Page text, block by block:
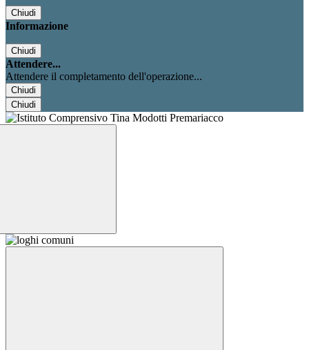
Chiudi
Informazione
Chiudi
Attendere...
Attendere il completamento dell'operazione...
Chiudi
Chiudi